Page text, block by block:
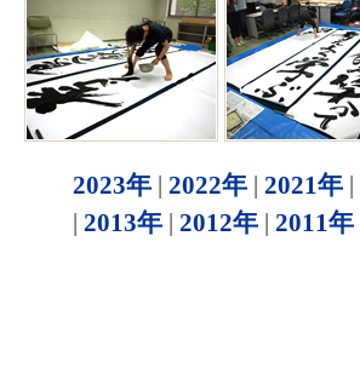
2023年 | 2022年 | 2021年 |
| 2013年 | 2012年 | 2011年